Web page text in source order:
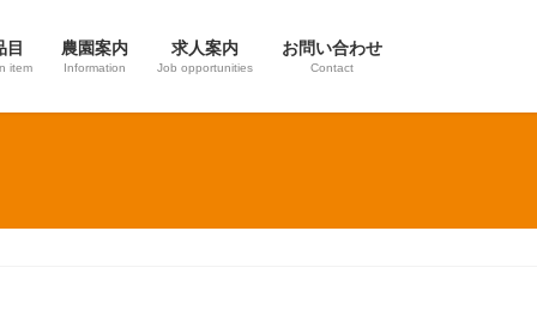
目
item
農園案内
Information
求人案内
Job opportunities
お問い合わせ
Contact